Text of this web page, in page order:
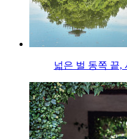
넓은 벌 동쪽 끝,